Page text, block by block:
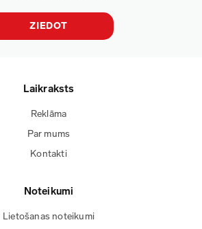
ZIEDOT
Laikraksts
Reklāma
Par mums
Kontakti
Noteikumi
Lietošanas noteikumi